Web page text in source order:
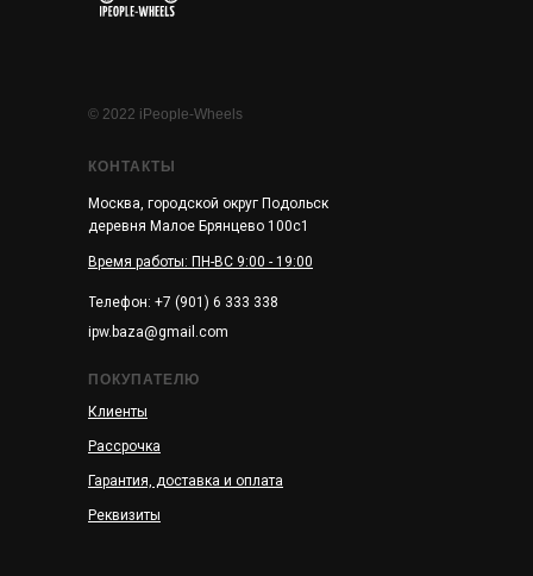
КОНТАКТЫ
Москва, городской округ Подольск
деревня Малое Брянцево 100с1
ipw.baza@gmail.com
Гарантия, доставка и оплата
Рассрочка
Клиенты
Реквизиты
ПОКУПАТЕЛЮ
© 2022 iPeople-Wheels
Телефон: +7 (901) 6 333 338
Время работы: ПН-ВС 9:00 - 19:00